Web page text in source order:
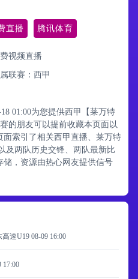
直播 腾讯体育
视频直播
联赛： 西甲
01:00为您提供西甲【莱万特
的朋友可以提前收藏本页面以
索引了相关西甲直播、莱万特
及两队历史交锋、两队最新比
，资源由热心网友提供信号
高速U19 08-09 16:00
17:00